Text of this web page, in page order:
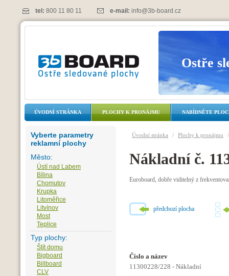
tel: 800 11 80 11 e-mail: info@3b-board.cz
Ostře
ÚVODNÍ STRÁNKA PLOCHY K PRONÁJMU NABÍDNĚTE
Úvodní stránka / Plochy k pronájmu
Nákladní č.
Euroboard, dobře viditelný z
předchozí plocha
Číslo a název
11300228/228 - Nákladní
Vyberte parametry
reklamní plochy
Město:
Ústí nad Labem
Bílina
Chomutov
Krupka
Litoměřice
Litvínov
Most
Teplice
Typ plochy:
Štít domu
Bigboard
Billboard
CLV